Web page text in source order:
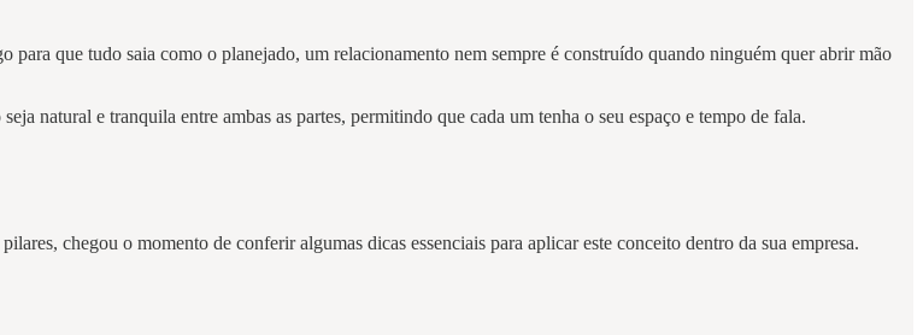
que tudo saia como o planejado, um relacionamento nem sempre é construído quando ninguém quer abrir mão
natural e tranquila entre ambas as partes, permitindo que cada um tenha o seu espaço e tempo de fala.
chegou o momento de conferir algumas dicas essenciais para aplicar este conceito dentro da sua empresa.